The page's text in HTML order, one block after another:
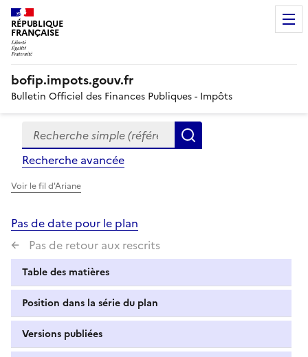
RÉPUBLIQUE
FRANÇAISE
bofip.impots.gouv.fr
Bulletin Officiel des Finances Publiques - Impôts
Formulaire
de
recherche
Recherche simple (références, mots clés, partie du
Recherche avancée
Voir le fil d'Ariane
Pas de date pour le plan
Pas de retour aux rescrits
Table des matières
Position dans la série du plan
Versions publiées